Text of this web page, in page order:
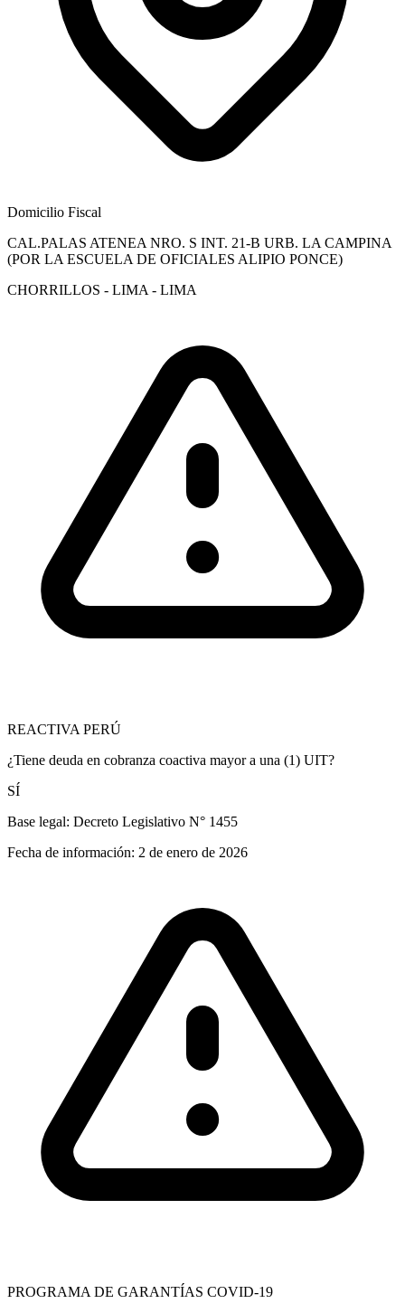
Domicilio Fiscal
CAL.PALAS ATENEA NRO. S INT. 21-B URB. LA CAMPINA
(POR LA ESCUELA DE OFICIALES ALIPIO PONCE)
CHORRILLOS - LIMA - LIMA
REACTIVA PERÚ
¿Tiene deuda en cobranza coactiva mayor a una (1) UIT?
SÍ
Base legal: Decreto Legislativo N° 1455
Fecha de información: 2 de enero de 2026
PROGRAMA DE GARANTÍAS COVID-19